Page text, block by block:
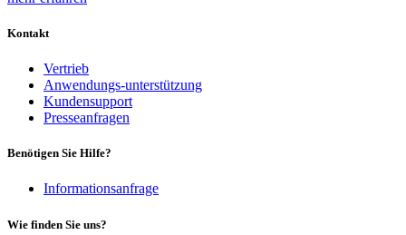
Kontakt
Vertrieb
Anwendungs-unterstützung
Kundensupport
Presseanfragen
Benötigen Sie Hilfe?
Informationsanfrage
Wie finden Sie uns?